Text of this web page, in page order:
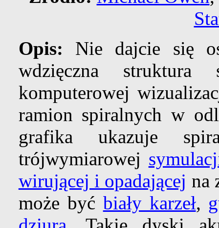
Opis: Nie dajcie się
wdzięczna
komputerowej
ramion spiralnych w
grafika ukazuje
trójwymiarowej
wirującej i opadającej na
może być biały karzeł,